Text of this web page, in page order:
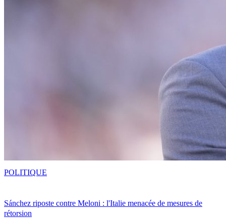
Sánchez riposte contre Meloni : l'Italie menacée de mesures de
rétorsion
POLITIQUE